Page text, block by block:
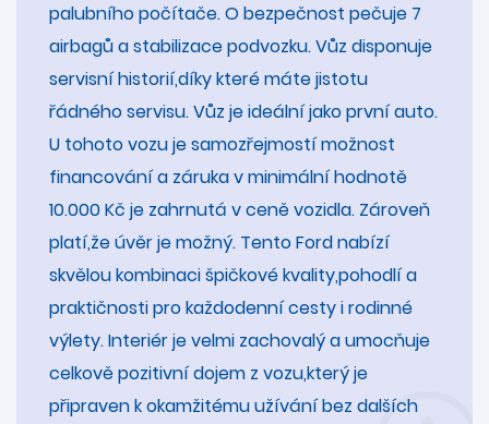
palubního počítače. O bezpečnost pečuje 7
airbagů a stabilizace podvozku. Vůz disponuje
servisní historií,díky které máte jistotu
řádného servisu. Vůz je ideální jako první auto.
U tohoto vozu je samozřejmostí možnost
financování a záruka v minimální hodnotě
10.000 Kč je zahrnutá v ceně vozidla. Zároveň
platí,že úvěr je možný. Tento Ford nabízí
skvělou kombinaci špičkové kvality,pohodlí a
praktičnosti pro každodenní cesty i rodinné
výlety. Interiér je velmi zachovalý a umocňuje
celkově pozitivní dojem z vozu,který je
připraven k okamžitému užívání bez dalších